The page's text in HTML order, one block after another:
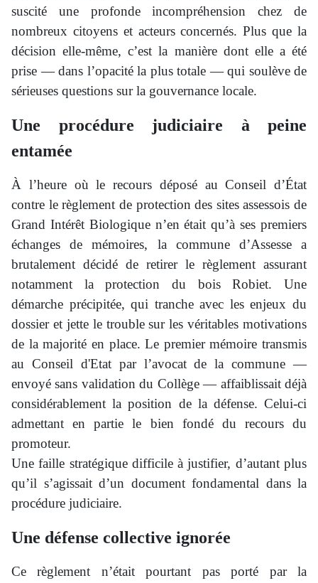
suscité une profonde incompréhension chez de
nombreux citoyens et acteurs concernés. Plus que la
décision elle-même, c’est la manière dont elle a été
prise — dans l’opacité la plus totale — qui soulève de
sérieuses questions sur la gouvernance locale.
Une procédure judiciaire à peine
entamée
À l’heure où le recours déposé au Conseil d’État
contre le règlement de protection des sites assessois de
Grand Intérêt Biologique n’en était qu’à ses premiers
échanges de mémoires, la commune d’Assesse a
brutalement décidé de retirer le règlement assurant
notamment la protection du bois Robiet. Une
démarche précipitée, qui tranche avec les enjeux du
dossier et jette le trouble sur les véritables motivations
de la majorité en place. Le premier mémoire transmis
au Conseil d'Etat par l’avocat de la commune —
envoyé sans validation du Collège — affaiblissait déjà
considérablement la position de la défense. Celui-ci
admettant en partie le bien fondé du recours du
promoteur.
Une faille stratégique difficile à justifier, d’autant plus
qu’il s’agissait d’un document fondamental dans la
procédure judiciaire.
Une défense collective ignorée
Ce règlement n’était pourtant pas porté par la